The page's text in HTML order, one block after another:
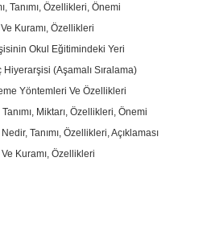
Tanımı, Özellikleri, Önemi
Kuramı, Özellikleri
Okul Eğitimindeki Yeri
Hiyerarşisi (Aşamalı Sıralama)
Yöntemleri Ve Özellikleri
Miktarı, Özellikleri, Önemi
Tanımı, Özellikleri, Açıklaması
Kuramı, Özellikleri